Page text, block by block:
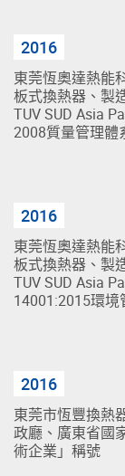
2016
東莞恆奧達熱能
板式換熱器、製
TUV SUD Asia
2008質量管理體
2016
東莞恆奧達熱能
板式換熱器、製
TUV SUD Asia
14001:2015環境
2016
東莞市恆豐換熱
政廳、廣東省國
術企業」稱號